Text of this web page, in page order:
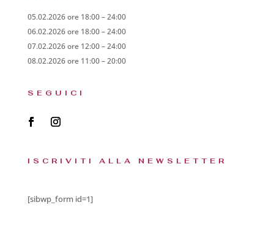
05.02.2026 ore 18:00 – 24:00
06.02.2026 ore 18:00 – 24:00
07.02.2026 ore 12:00 – 24:00
08.02.2026 ore 11:00 – 20:00
SEGUICI
ISCRIVITI ALLA NEWSLETTER
[sibwp_form id=1]